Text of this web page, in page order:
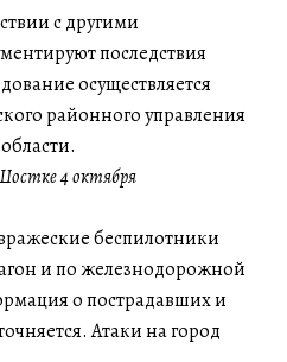
с другими
последствия
осуществляется
районного управления
4 октября
беспилотники
и по железнодорожной
о пострадавших и
Атаки на город